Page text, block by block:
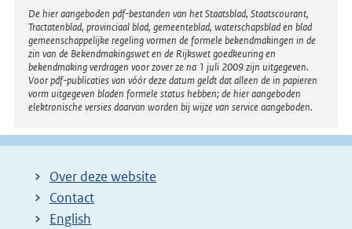
e
l
i
n
k
:
Disclaimer
De hier aangeboden pdf-bestanden van het Staatsblad, Staatscourant,
Tractatenblad, provinciaal blad, gemeenteblad, waterschapsblad en blad
gemeenschappelijke regeling vormen de formele bekendmakingen in de
zin van de Bekendmakingswet en de Rijkswet goedkeuring en
bekendmaking verdragen voor zover ze na 1 juli 2009 zijn uitgegeven.
Voor pdf-publicaties van vóór deze datum geldt dat alleen de in papieren
vorm uitgegeven bladen formele status hebben; de hier aangeboden
elektronische versies daarvan worden bij wijze van service aangeboden.
Over deze website
Contact
English